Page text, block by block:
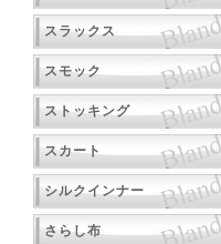
スラックス
スモック
ストッキング
スカート
シルクインナー
さらし布